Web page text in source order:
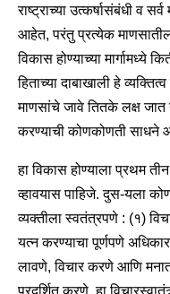
राष्ट्राच्या उत्कर्षासंबंधी व
आहेत, परंतु प्रत्येक माणसातील
विकास होण्याच्या
हिताच्या दाबाखाली हे
माणसांचे जावे तितके लक्ष जात
करण्याची कोणकोणती साधने
हा विकास होण्याला प्रथम
व्हावयास पाहिजे. दुस-यला
व्यक्तीला स्वतंत्रपणे : (१)
यत्न करण्याचा पूर्णपणे
लावणे, विचार करणे आणि
प्रदर्शित करणे, हा